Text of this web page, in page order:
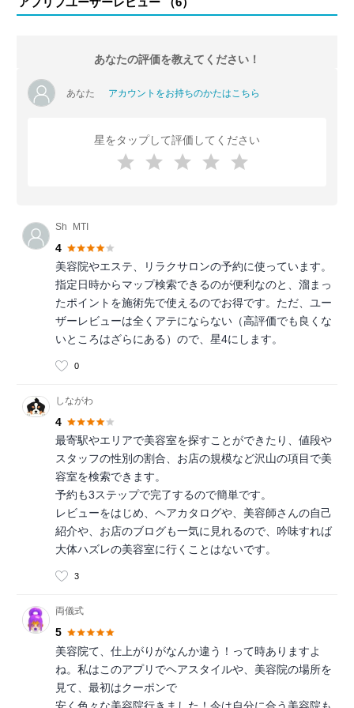
あなたの評価を教えてください！
あなた アカウントをお持ちのかたはこちら
星をタップして評価してください
Sh_MTI
4
美容院やエステ、リラクサロンの予約に使っています。
指定日時からマップ検索できるのが便利なのと、溜まっ
たポイントを施術先で使えるのでお得です。ただ、ユー
ザーレビューは全くアテにならない（高評価でも良くな
いところはざらにある）ので、星4にします。
0
しながわ
4
最寄駅やエリアで美容室を探すことができたり、値段や
スタッフの性別の割合、お店の規模など沢山の項目で美
容室を検索できます。
予約も3ステップで完了するので簡単です。
レビューをはじめ、ヘアカタログや、美容師さんの自己
紹介や、お店のブログも一気に見れるので、吟味すれば
大体ハズレの美容室に行くことはないです。
3
両儀式
5
美容院て、仕上がりがなんか違う！って時ありますよ
ね。私はこのアプリでヘアスタイルや、美容院の場所を
見て、最初はクーポンで
安く色々な美容院行きました！今は自分に合う美容院も